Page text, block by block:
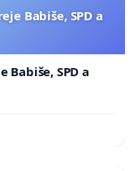
Babiše, SPD a
SPD a